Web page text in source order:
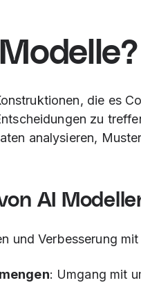
die es
zu
analysieren,
AI
und Verbesserung
: Umgang mit